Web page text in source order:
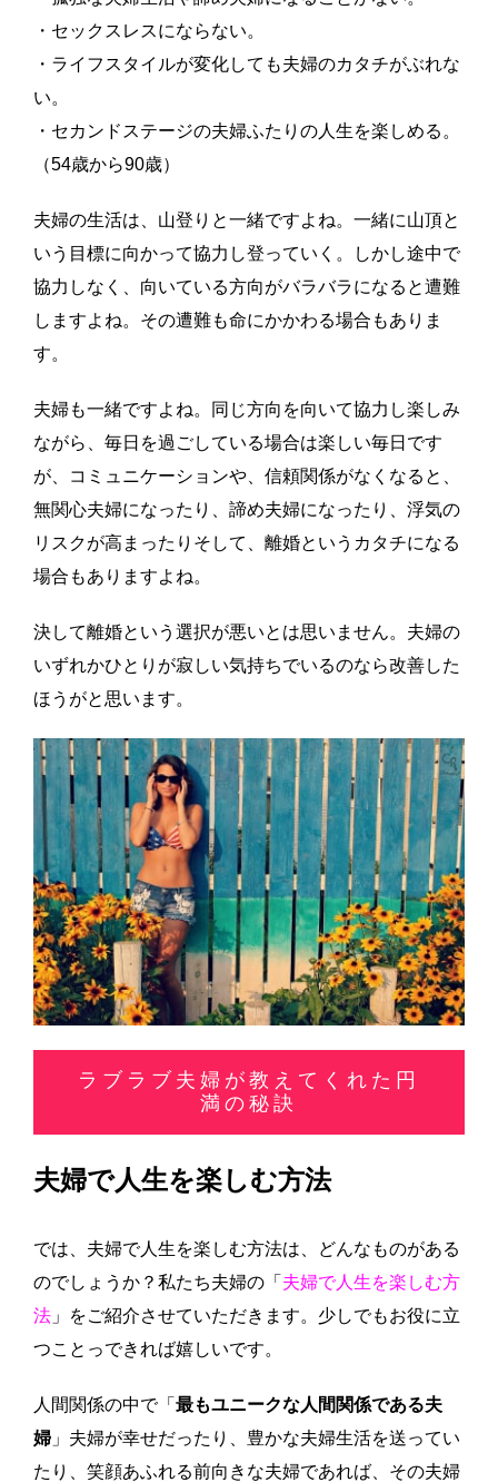
・セックスレスにならない。
・ライフスタイルが変化しても夫婦のカタチがぶれな
い。
・セカンドステージの夫婦ふたりの人生を楽しめる。
（54歳から90歳）
夫婦の生活は、山登りと一緒ですよね。一緒に山頂と
いう目標に向かって協力し登っていく。しかし途中で
協力しなく、向いている方向がバラバラになると遭難
しますよね。その遭難も命にかかわる場合もありま
す。
夫婦も一緒ですよね。同じ方向を向いて協力し楽しみ
ながら、毎日を過ごしている場合は楽しい毎日です
が、コミュニケーションや、信頼関係がなくなると、
無関心夫婦になったり、諦め夫婦になったり、浮気の
リスクが高まったりそして、離婚というカタチになる
場合もありますよね。
決して離婚という選択が悪いとは思いません。夫婦の
いずれかひとりが寂しい気持ちでいるのなら改善した
ほうがと思います。
ラブラブ夫婦が教えてくれた円
満の秘訣
夫婦で人生を楽しむ方法
では、夫婦で人生を楽しむ方法は、どんなものがある
のでしょうか？私たち夫婦の「 夫婦で人生を楽しむ方
法 」をご紹介させていただきます。少しでもお役に立
つことっできれば嬉しいです。
人間関係の中で「 最もユニークな人間関係である夫
婦 」夫婦が幸せだったり、豊かな夫婦生活を送ってい
たり、笑顔あふれる前向きな夫婦であれば、その夫婦